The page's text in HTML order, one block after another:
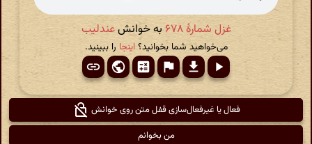
غزل شمارهٔ ۶۷۸ به خوانشعندلیب
می‌خواهید شما بخوانید؟اینجا را ببینید.
فعال یا غیرفعال‌سازی قفل متن روی خوانش
من بخوانم